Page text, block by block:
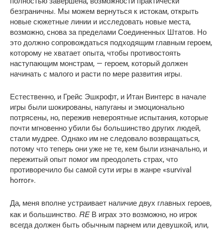
безграничны. Мы можем вернуться к истокам, открыть
новые сюжетные линии и исследовать новые места,
возможно, снова за пределами Соединенных Штатов. Но
это должно сопровождаться подходящим главным героем,
которому не хватает опыта, чтобы противостоять
наступающим монстрам, — героем, который должен
начинать с малого и расти по мере развития игры.
Естественно, и Грейс Эшкрофт, и Итан Винтерс в начале
игры были шокированы, напуганы и эмоционально
потрясены, но, пережив невероятные испытания, которые
почти мгновенно убили бы большинство других людей,
стали мудрее. Однако им не следовало возвращаться,
потому что теперь они уже не те, кем были изначально, и
пережитый опыт помог им преодолеть страх, что
противоречило бы самой сути игры в жанре «survival
horror».
Да, меня вполне устраивает наличие двух главных героев,
как и большинство. RE В играх это возможно, но игрок
всегда должен быть обычным парнем или девушкой, или,